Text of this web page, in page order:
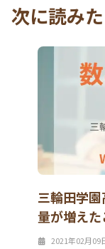
次に読み
三輪田学
量が増え
2021年02月09